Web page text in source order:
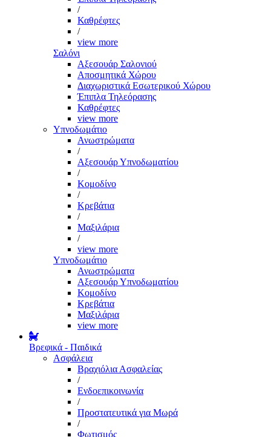
/
Καθρέφτες
/
view more
Σαλόνι
Αξεσουάρ Σαλονιού
Αποσμητικά Χώρου
Διαχωριστικά Εσωτερικού Χώρου
Έπιπλα Τηλεόρασης
Καθρέφτες
view more
Υπνοδωμάτιο
Ανωστρώματα
/
Αξεσουάρ Υπνοδωματίου
/
Κομοδίνο
/
Κρεβάτια
/
Μαξιλάρια
/
view more
Υπνοδωμάτιο
Ανωστρώματα
Αξεσουάρ Υπνοδωματίου
Κομοδίνο
Κρεβάτια
Μαξιλάρια
view more
Βρεφικά - Παιδικά
Ασφάλεια
Βραχιόλια Ασφαλείας
/
Ενδοεπικοινωνία
/
Προστατευτικά για Μωρά
/
Φωτισμός